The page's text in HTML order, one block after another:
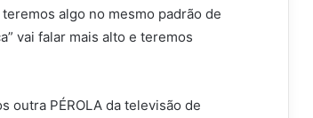
algo no mesmo padrão de
vai falar mais alto e teremos
outra PÉROLA da televisão de